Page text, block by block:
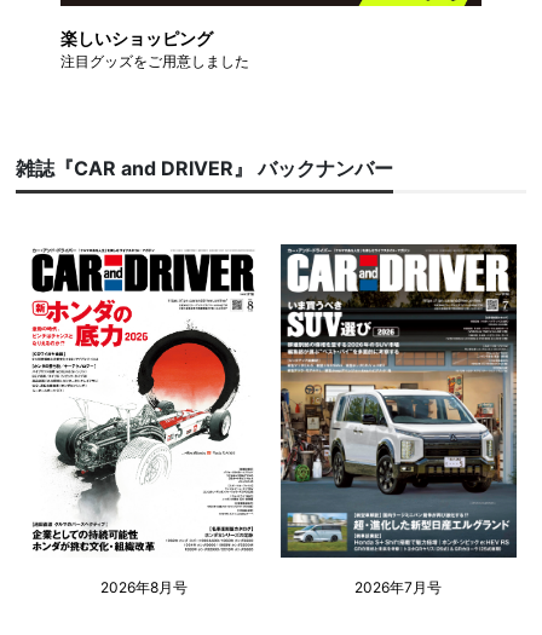
楽しいショッピング
注目グッズをご用意しました
雑誌『CAR and DRIVER』 バックナンバー
2026年8月号 2026年7月号